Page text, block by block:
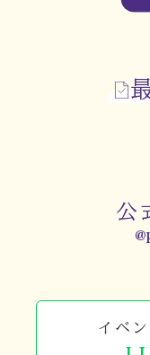
公
イベ